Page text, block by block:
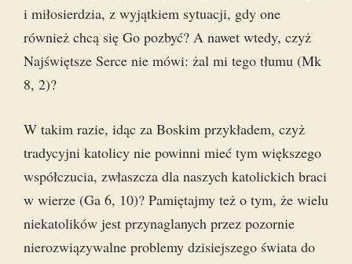
i miłosierdzia, z wyjątkiem sytuacji, gdy one
również chcą się Go pozbyć? A nawet wtedy, czyż
Najświętsze Serce nie mówi: żal mi tego tłumu (Mk
8, 2)?
W takim razie, idąc za Boskim przykładem, czyż
tradycyjni katolicy nie powinni mieć tym większego
współczucia, zwłaszcza dla naszych katolickich braci
w wierze (Ga 6, 10)? Pamiętajmy też o tym, że wielu
niekatolików jest przynaglanych przez pozornie
nierozwiązywalne problemy dzisiejszego świata do